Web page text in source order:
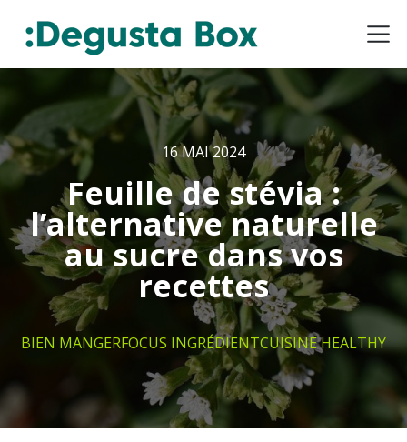
16 MAI 2024
Feuille de stévia :
l’alternative naturelle
au sucre dans vos
recettes
BIEN MANGERFOCUS INGRÉDIENTCUISINE HEALTHY